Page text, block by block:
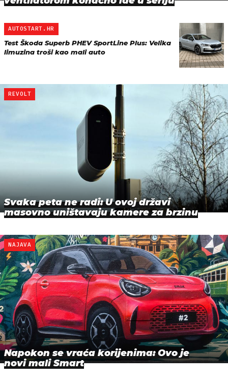
AUTOSTART.HR
Test Škoda Superb PHEV SportLine Plus: Velika
limuzina troši kao mali auto
REVOLT
Svaka peta ne radi: U ovoj državi
masovno uništavaju kamere za brzinu
NAJAVA
Napokon se vraća korijenima: Ovo je
novi mali Smart